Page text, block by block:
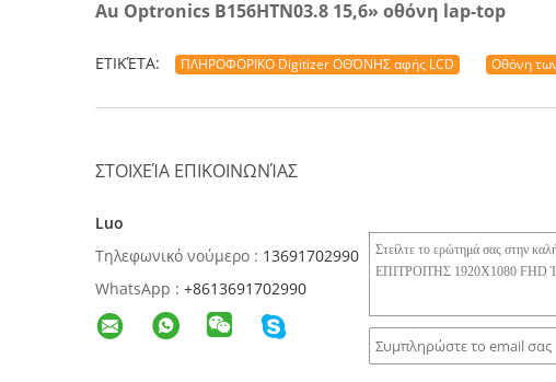
Au Optronics B156HTN03.8 15,6» οθόνη lap-top
ΕΤΙΚΈΤΑ: ΠΛΗΡΟΦΟΡΙΚΟ Digitizer ΟΘΌΝΗΣ αφής LCD Οθόνη
ΣΤΟΙΧΕΊΑ ΕΠΙΚΟΙΝΩΝΊΑΣ
Luo
Τηλεφωνικό νούμερο : 13691702990
WhatsApp : +8613691702990